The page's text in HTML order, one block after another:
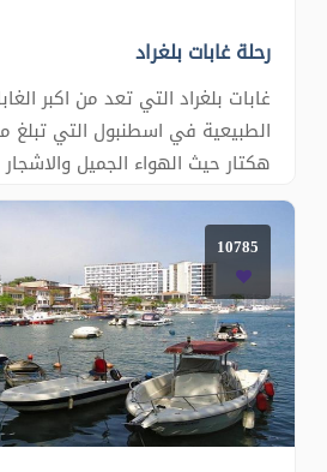
رحلة غابات بلغراد
غابات بلغراد التي تعد من اكبر
هكتار حيث الهواء الجميل
هذه الغابة للشواء مع العائلة
لمحبي الرياضة في الهواء الطلق
بالأكسجين في مساحات مخصصة
تحتوي هذه الغاب�
10785